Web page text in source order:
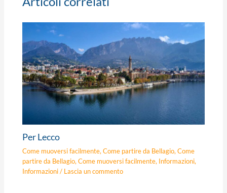
Per Lecco
Come muoversi facilmente,Come partire da Bellagio,Come
partire da Bellagio,Come muoversi facilmente, Informazioni,
Informazioni/ Lascia un commento